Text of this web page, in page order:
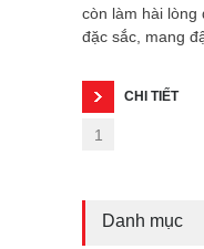
còn làm hài lòng
đặc sắc, mang
CHI TIẾT
1
Danh mục